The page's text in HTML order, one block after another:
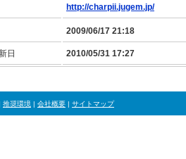
http://charpii.jugem.jp/
2009/06/17 21:18
日 2010/05/31 17:27
推奨環境 | 会社概要 | サイトマップ